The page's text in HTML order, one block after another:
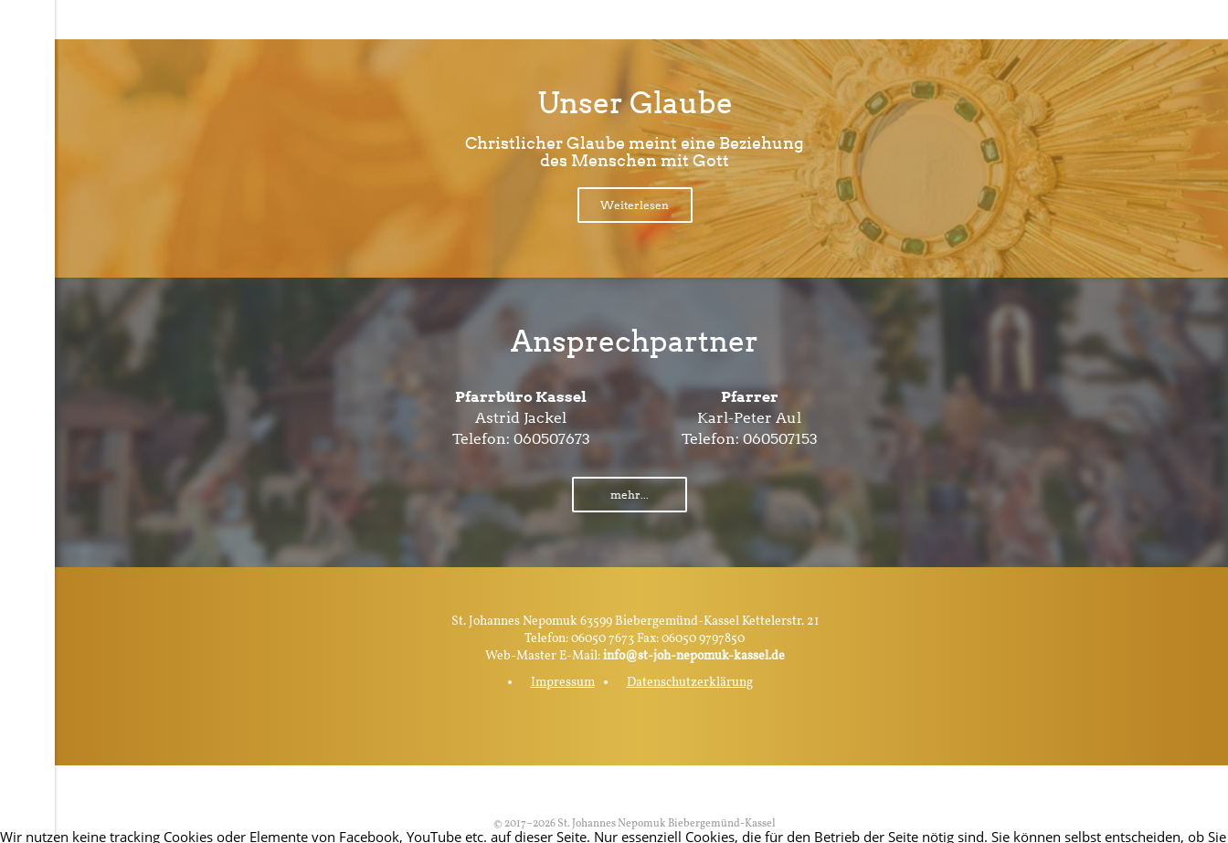
Unser Glaube
Christlicher Glaube meint eine Beziehung
des Menschen mit Gott
Weiterlesen
Ansprechpartner
Pfarrbüro Kassel
Astrid Jackel
Telefon: 060507673
Pfarrer
Karl-Peter Aul
Telefon:060507153
mehr...
St. Johannes Nepomuk 63599 Biebergemünd-Kassel Kettelerstr. 21
Telefon: 06050 7673 Fax: 06050 9797850
Web-Master E-Mail:info@st-joh-nepomuk-kassel.de
Impressum
Datenschutzerklärung
© 2017–2026 St. Johannes Nepomuk Biebergemünd-Kassel
Wir nutzen keine tracking Cookies oder Elemente von Facebook, YouTube etc. auf dieser Seite. Nur essenziell Cookies, die für den Betrieb der Seite nötig sind. Sie können selbst entscheiden, ob Sie